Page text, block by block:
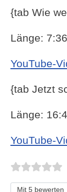
{tab Wie
Länge: 7:36
YouTube-
{tab Jetzt
Länge:
YouTube-
Bitte bewerten